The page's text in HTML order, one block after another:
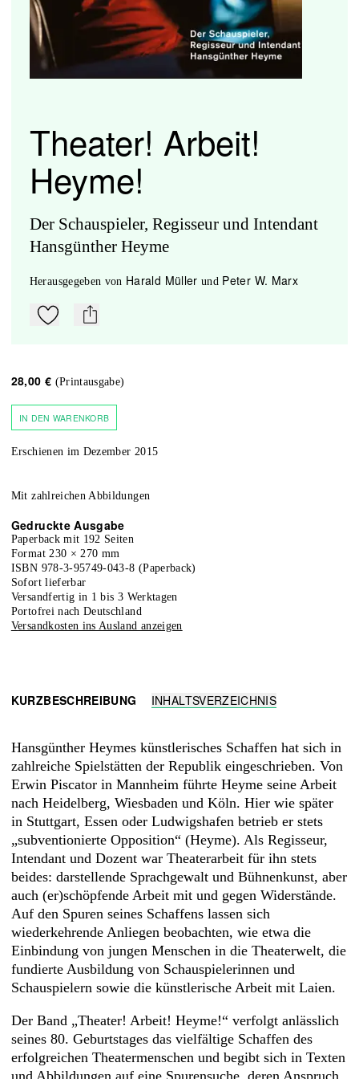
Theater! Arbeit!
Heyme!
Der Schauspieler, Regisseur und Intendant
Hansgünther Heyme
herausgegeben von Harald Müller und Peter W. Marx
Zu Mein-TdZ hinzufügen
mail
28,00 € (Printausgabe)
IN DEN WARENKORB
Erschienen im Dezember 2015
Mit zahlreichen Abbildungen
Gedruckte Ausgabe
Paperback mit 192 Seiten
Format230 ×270 mm
ISBN 978-3-95749-043-8 (Paperback)
sofort lieferbar
versandfertig in 1 bis 3 Werktagen
portofrei nach Deutschland
Versandkosten ins Ausland anzeigen
KURZBESCHREIBUNG INHALTSVERZEICHNIS
Hansgünther Heymes künstlerisches Schaffen hat sich in
zahlreiche Spielstätten der Republik eingeschrieben. Von
Erwin Piscator in Mannheim führte Heyme seine Arbeit
nach Heidelberg, Wiesbaden und Köln. Hier wie später
in Stuttgart, Essen oder Ludwigshafen betrieb er stets
„subventionierte Opposition“ (Heyme). Als Regisseur,
Intendant und Dozent war Theaterarbeit für ihn stets
beides: darstellende Sprachgewalt und Bühnenkunst, aber
auch (er)schöpfende Arbeit mit und gegen Widerstände.
Auf den Spuren seines Schaffens lassen sich
wiederkehrende Anliegen beobachten, wie etwa die
Einbindung von jungen Menschen in die Theaterwelt, die
fundierte Ausbildung von Schauspielerinnen und
Schauspielern sowie die künstlerische Arbeit mit Laien.
Der Band „Theater! Arbeit! Heyme!“ verfolgt anlässlich
seines 80. Geburtstages das vielfältige Schaffen des
erfolgreichen Theatermenschen und begibt sich in Texten
und Abbildungen auf eine Spurensuche, deren Anspruch